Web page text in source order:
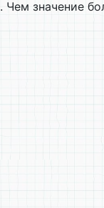
Чем значение